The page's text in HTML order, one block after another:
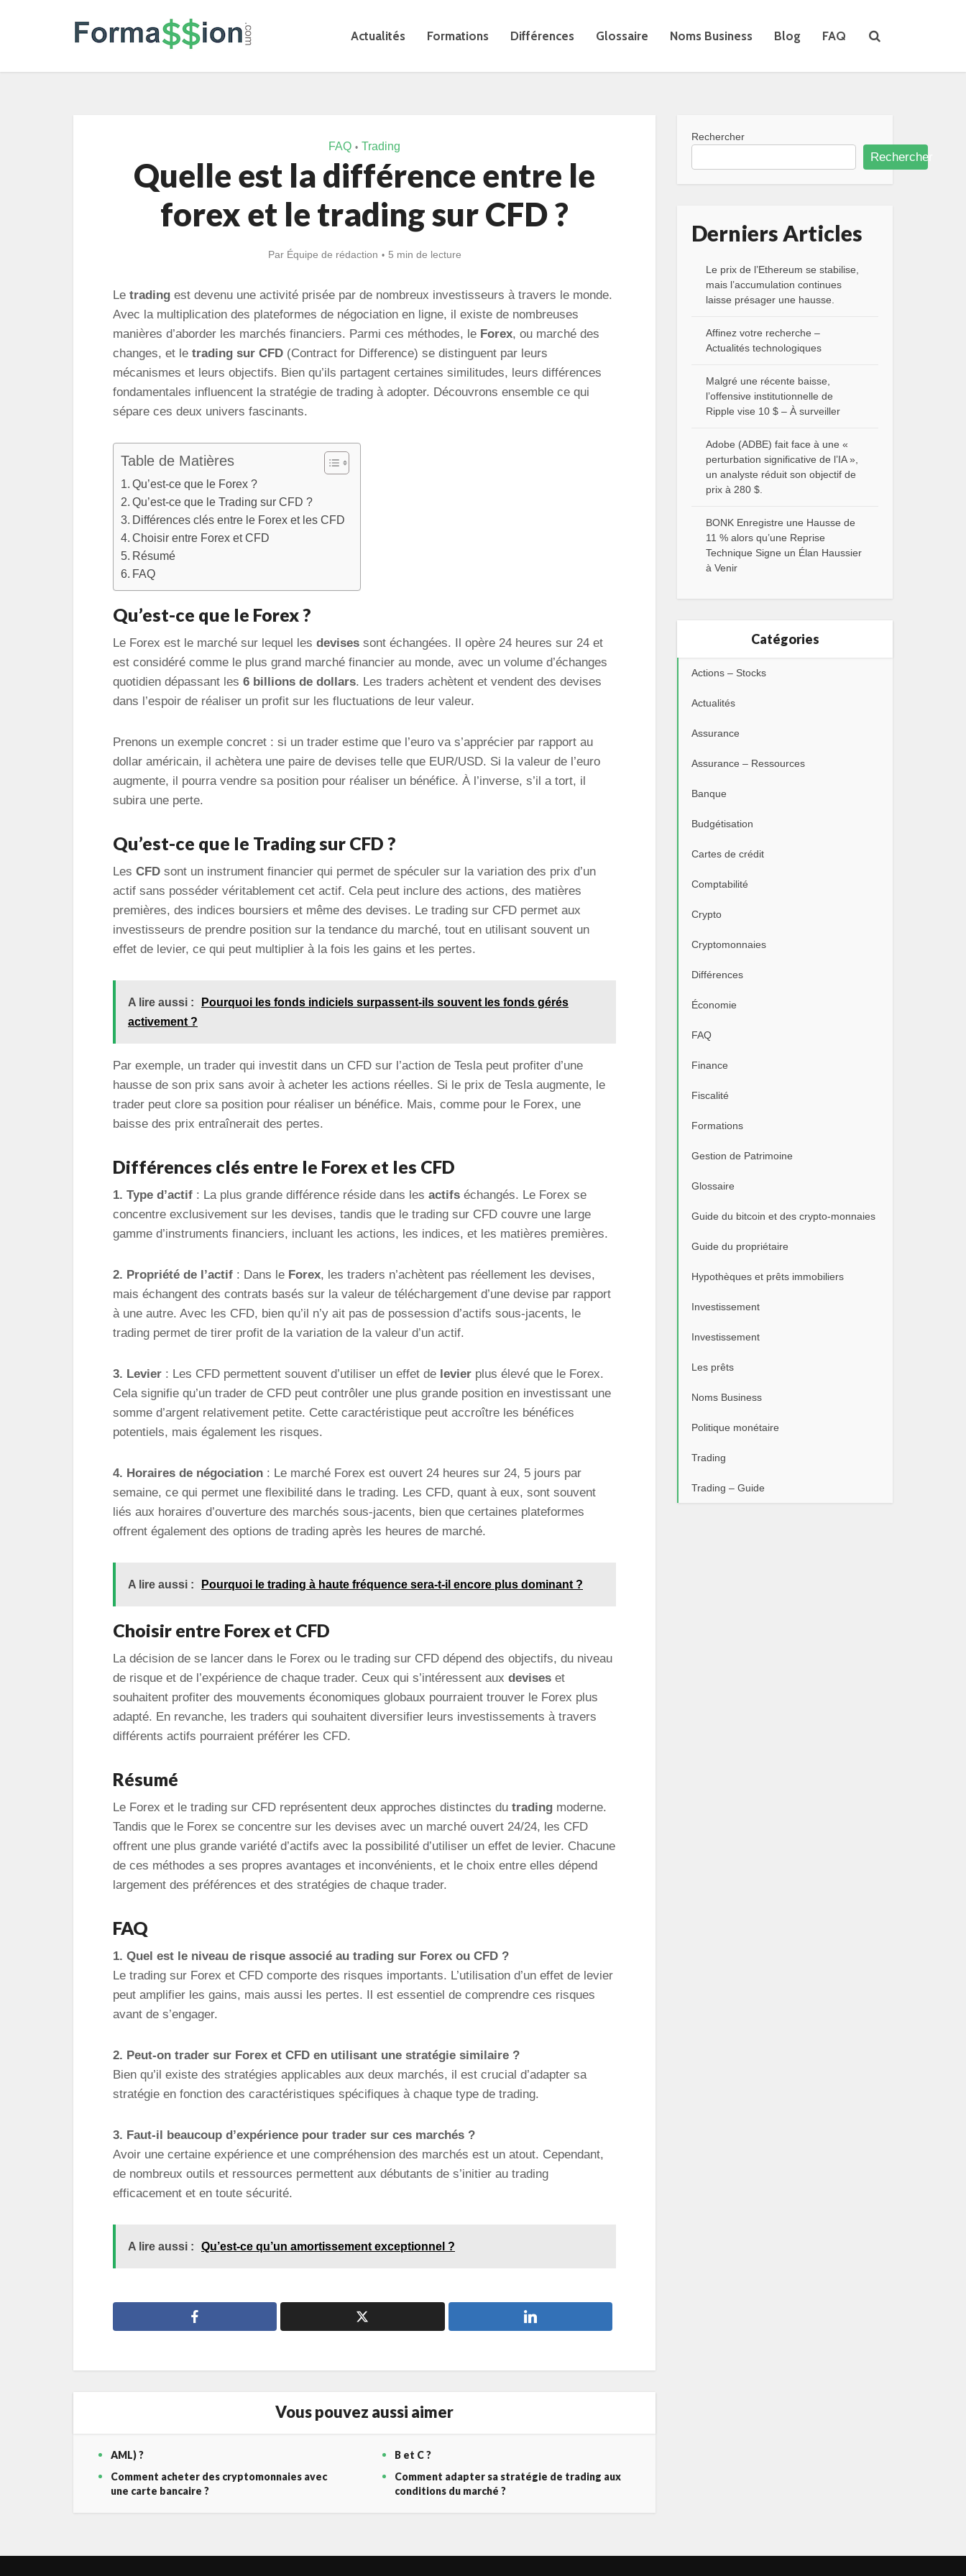
Actualités Formations Différences Glossaire Noms Business Blog FAQ
FAQ • Trading
Quelle est la différence entre le
forex et le trading sur CFD ?
Par Équipe de rédaction 5 min de lecture
Le trading est devenu une activité prisée par de nombreux investisseurs à travers le monde.
Avec la multiplication des plateformes de négociation en ligne, il existe de nombreuses
manières d’aborder les marchés financiers. Parmi ces méthodes, le Forex, ou marché des
changes, et le trading sur CFD (Contract for Difference) se distinguent par leurs
mécanismes et leurs objectifs. Bien qu’ils partagent certaines similitudes, leurs différences
fondamentales influencent la stratégie de trading à adopter. Découvrons ensemble ce qui
sépare ces deux univers fascinants.
Table de Matières
Qu’est-ce que le Forex ?
Qu’est-ce que le Trading sur CFD ?
Différences clés entre le Forex et les CFD
Choisir entre Forex et CFD
Résumé
FAQ
Qu’est-ce que le Forex ?
Le Forex est le marché sur lequel les devises sont échangées. Il opère 24 heures sur 24 et
est considéré comme le plus grand marché financier au monde, avec un volume d’échanges
quotidien dépassant les 6 billions de dollars. Les traders achètent et vendent des devises
dans l’espoir de réaliser un profit sur les fluctuations de leur valeur.
Prenons un exemple concret : si un trader estime que l’euro va s’apprécier par rapport au
dollar américain, il achètera une paire de devises telle que EUR/USD. Si la valeur de l’euro
augmente, il pourra vendre sa position pour réaliser un bénéfice. À l’inverse, s’il a tort, il
subira une perte.
Qu’est-ce que le Trading sur CFD ?
Les CFD sont un instrument financier qui permet de spéculer sur la variation des prix d’un
actif sans posséder véritablement cet actif. Cela peut inclure des actions, des matières
premières, des indices boursiers et même des devises. Le trading sur CFD permet aux
investisseurs de prendre position sur la tendance du marché, tout en utilisant souvent un
effet de levier, ce qui peut multiplier à la fois les gains et les pertes.
A lire aussi :
Pourquoi les fonds indiciels surpassent-ils souvent les fonds gérés
activement ?
Par exemple, un trader qui investit dans un CFD sur l’action de Tesla peut profiter d’une
hausse de son prix sans avoir à acheter les actions réelles. Si le prix de Tesla augmente, le
trader peut clore sa position pour réaliser un bénéfice. Mais, comme pour le Forex, une
baisse des prix entraînerait des pertes.
Différences clés entre le Forex et les CFD
1. Type d’actif : La plus grande différence réside dans les actifs échangés. Le Forex se
concentre exclusivement sur les devises, tandis que le trading sur CFD couvre une large
gamme d’instruments financiers, incluant les actions, les indices, et les matières premières.
2. Propriété de l’actif : Dans le Forex, les traders n’achètent pas réellement les devises,
mais échangent des contrats basés sur la valeur de téléchargement d’une devise par rapport
à une autre. Avec les CFD, bien qu’il n’y ait pas de possession d’actifs sous-jacents, le
trading permet de tirer profit de la variation de la valeur d’un actif.
3. Levier : Les CFD permettent souvent d’utiliser un effet de levier plus élevé que le Forex.
Cela signifie qu’un trader de CFD peut contrôler une plus grande position en investissant une
somme d’argent relativement petite. Cette caractéristique peut accroître les bénéfices
potentiels, mais également les risques.
4. Horaires de négociation : Le marché Forex est ouvert 24 heures sur 24, 5 jours par
semaine, ce qui permet une flexibilité dans le trading. Les CFD, quant à eux, sont souvent
liés aux horaires d’ouverture des marchés sous-jacents, bien que certaines plateformes
offrent également des options de trading après les heures de marché.
A lire aussi : Pourquoi le trading à haute fréquence sera-t-il encore plus dominant ?
Choisir entre Forex et CFD
La décision de se lancer dans le Forex ou le trading sur CFD dépend des objectifs, du niveau
de risque et de l’expérience de chaque trader. Ceux qui s’intéressent aux devises et
souhaitent profiter des mouvements économiques globaux pourraient trouver le Forex plus
adapté. En revanche, les traders qui souhaitent diversifier leurs investissements à travers
différents actifs pourraient préférer les CFD.
Résumé
Le Forex et le trading sur CFD représentent deux approches distinctes du trading moderne.
Tandis que le Forex se concentre sur les devises avec un marché ouvert 24/24, les CFD
offrent une plus grande variété d’actifs avec la possibilité d’utiliser un effet de levier. Chacune
de ces méthodes a ses propres avantages et inconvénients, et le choix entre elles dépend
largement des préférences et des stratégies de chaque trader.
FAQ
1. Quel est le niveau de risque associé au trading sur Forex ou CFD ?
Le trading sur Forex et CFD comporte des risques importants. L’utilisation d’un effet de levier
peut amplifier les gains, mais aussi les pertes. Il est essentiel de comprendre ces risques
avant de s’engager.
2. Peut-on trader sur Forex et CFD en utilisant une stratégie similaire ?
Bien qu’il existe des stratégies applicables aux deux marchés, il est crucial d’adapter sa
stratégie en fonction des caractéristiques spécifiques à chaque type de trading.
3. Faut-il beaucoup d’expérience pour trader sur ces marchés ?
Avoir une certaine expérience et une compréhension des marchés est un atout. Cependant,
de nombreux outils et ressources permettent aux débutants de s’initier au trading
efficacement et en toute sécurité.
A lire aussi : Qu’est-ce qu’un amortissement exceptionnel ?
Vous pouvez aussi aimer
AML) ?
B et C ?
Comment acheter des cryptomonnaies avec
une carte bancaire ?
Comment adapter sa stratégie de trading aux
conditions du marché ?
Rechercher
Rechercher
Derniers Articles
Le prix de l’Ethereum se stabilise,
mais l’accumulation continues
laisse présager une hausse.
Affinez votre recherche –
Actualités technologiques
Malgré une récente baisse,
l’offensive institutionnelle de
Ripple vise 10 $ – À surveiller
Adobe (ADBE) fait face à une «
perturbation significative de l’IA »,
un analyste réduit son objectif de
prix à 280 $.
BONK Enregistre une Hausse de
11 % alors qu’une Reprise
Technique Signe un Élan Haussier
à Venir
Catégories
Actions – Stocks
Actualités
Assurance
Assurance – Ressources
Banque
Budgétisation
Cartes de crédit
Comptabilité
Crypto
Cryptomonnaies
Différences
Économie
FAQ
Finance
Fiscalité
Formations
Gestion de Patrimoine
Glossaire
Guide du bitcoin et des crypto-monnaies
Guide du propriétaire
Hypothèques et prêts immobiliers
Investissement
Investissement
Les prêts
Noms Business
Politique monétaire
Trading
Trading – Guide